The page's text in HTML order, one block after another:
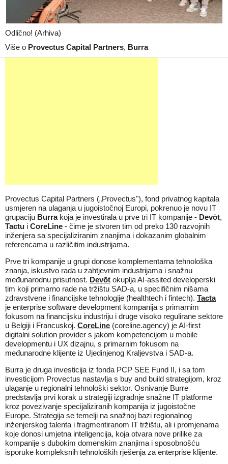
Odlično! (Arhiva)
Više o Provectus Capital Partners, Burra
Provectus Capital Partners („Provectus"), fond privatnog kapitala
usmjeren na ulaganja u jugoistočnoj Europi, pokrenuo je novu IT
grupaciju Burrakoja je investirala u prve tri IT kompanije - Devōt,
Tactu i CoreLine - čime je stvoren tim od preko 130 razvojnih
inženjera sa specijaliziranim znanjima i dokazanim globalnim
referencama u različitim industrijama.
Prve tri kompanije u grupi donose komplementarna tehnološka
znanja, iskustvo rada u zahtjevnim industrijama i snažnu
međunarodnu prisutnost. Devōt okuplja AI-assited developerski
tim koji primarno rade na tržištu SAD-a, u specifičnim nišama
zdravstvene i financijske tehnologije (healthtech i fintech). Tacta
je enterprise software development kompanija s primarnim
fokusom na financijsku industriju i druge visoko regulirane sektore
u Belgiji i Francuskoj. CoreLine (coreline.agency) je AI-first
digitalni solution provider s jakom kompetencijom u mobile
developmentu i UX dizajnu, s primarnim fokusom na
međunarodne klijente iz Ujedinjenog Kraljevstva i SAD-a.
Burra je druga investicija iz fonda PCP SEE Fund II, i sa tom
investicijom Provectus nastavlja s buy and build strategijom, kroz
ulaganje u regionalni tehnološki sektor. Osnivanje Burre
predstavlja prvi korak u strategiji izgradnje snažne IT platforme
kroz povezivanje specijaliziranih kompanija iz jugoistočne
Europe. Strategija se temelji na snažnoj bazi regionalnog
inženjerskog talenta i fragmentiranom IT tržištu, ali i promjenama
koje donosi umjetna inteligencija, koja otvara nove prilike za
kompanije s dubokim domenskim znanjima i sposobnošću
isporuke kompleksnih tehnoloških rješenja za enterprise klijente.